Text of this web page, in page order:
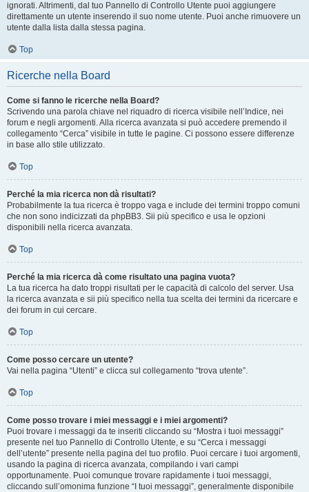
ignorati. Altrimenti, dal tuo Pannello di Controllo Utente puoi aggiungere
direttamente un utente inserendo il suo nome utente. Puoi anche rimuovere un
utente dalla lista dalla stessa pagina.
Top
Ricerche nella Board
Come si fanno le ricerche nella Board?
Scrivendo una parola chiave nel riquadro di ricerca visibile nell’Indice, nei
forum e negli argomenti. Alla ricerca avanzata si può accedere premendo il
collegamento “Cerca” visibile in tutte le pagine. Ci possono essere differenze
in base allo stile utilizzato.
Top
Perché la mia ricerca non dà risultati?
Probabilmente la tua ricerca è troppo vaga e include dei termini troppo comuni
che non sono indicizzati da phpBB3. Sii più specifico e usa le opzioni
disponibili nella ricerca avanzata.
Top
Perché la mia ricerca dà come risultato una pagina vuota?
La tua ricerca ha dato troppi risultati per le capacità di calcolo del server. Usa
la ricerca avanzata e sii più specifico nella tua scelta dei termini da ricercare e
dei forum in cui cercare.
Top
Come posso cercare un utente?
Vai nella pagina “Utenti” e clicca sul collegamento “trova utente”.
Top
Come posso trovare i miei messaggi e i miei argomenti?
Puoi trovare i messaggi da te inseriti cliccando su “Mostra i tuoi messaggi”
presente nel tuo Pannello di Controllo Utente, e su “Cerca i messaggi
dell’utente” presente nella pagina del tuo profilo. Puoi cercare i tuoi argomenti,
usando la pagina di ricerca avanzata, compilando i vari campi
opportunamente. Puoi comunque trovare rapidamente i tuoi messaggi,
cliccando sull’omonima funzione “I tuoi messaggi”, generalmente disponibile